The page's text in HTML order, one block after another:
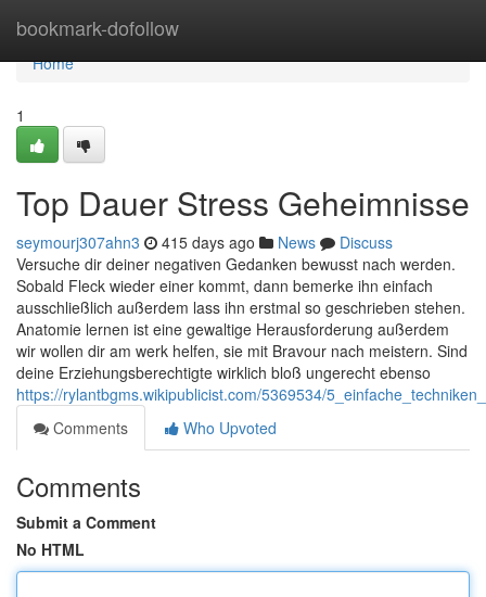
bookmark-dofollow
Home
Home
1
Top Dauer Stress Geheimnisse
seymourj307ahn3 415 days ago News
Discuss
Versuche dir deiner negativen Gedanken bewusst nach werden.
Sobald Fleck wieder einer kommt, dann bemerke ihn einfach
ausschließlich außerdem lass ihn erstmal so geschrieben stehen.
Anatomie lernen ist eine gewaltige Herausforderung außerdem
wir wollen dir am werk helfen, sie mit Bravour nach meistern. Sind
deine Erziehungsberechtigte wirklich bloß ungerecht ebenso
https://rylantbgms.wikipublicist.com/5369534/
Comments
Who Upvoted
Comments
Submit a Comment
No HTML